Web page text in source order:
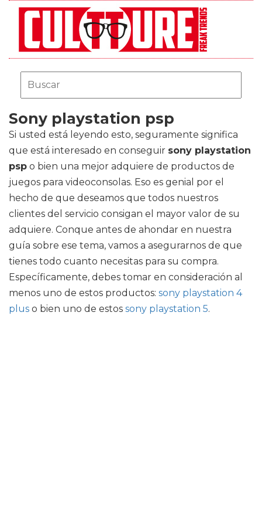
Sony playstation psp
Si usted está leyendo esto, seguramente significa
que está interesado en conseguir sony playstation
psp o bien una mejor adquiere de productos de
juegos para videoconsolas. Eso es genial por el
hecho de que deseamos que todos nuestros
clientes del servicio consigan el mayor valor de su
adquiere. Conque antes de ahondar en nuestra
guía sobre ese tema, vamos a asegurarnos de que
tienes todo cuanto necesitas para su compra.
Específicamente, debes tomar en consideración al
menos uno de estos productos: sony playstation 4
plus o bien uno de estos sony playstation 5.